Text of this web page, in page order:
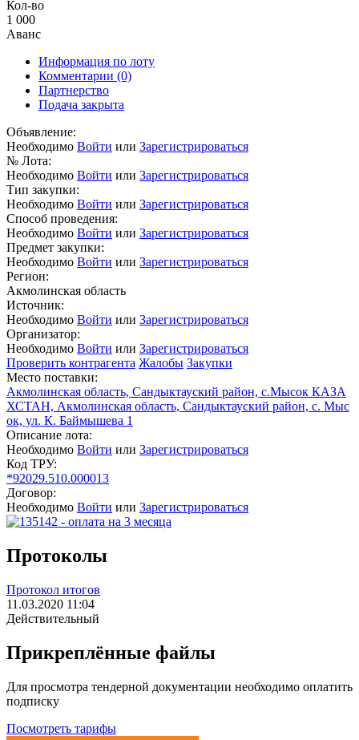
Кол-во
1 000
Аванс
Информация по лоту
Комментарии (0)
Партнерство
Подача закрыта
Объявление:
Необходимо Войти или Зарегистрироваться
№ Лота:
Необходимо Войти или Зарегистрироваться
Тип закупки:
Необходимо Войти или Зарегистрироваться
Способ проведения:
Необходимо Войти или Зарегистрироваться
Предмет закупки:
Необходимо Войти или Зарегистрироваться
Регион:
Акмолинская область
Источник:
Необходимо Войти или Зарегистрироваться
Организатор:
Необходимо Войти или Зарегистрироваться
Проверить контрагента Жалобы Закупки
Место поставки:
Акмолинская область, Сандыктауский район, с.Мысок КАЗА
ХСТАН, Акмолинская область, Сандыктауский район, с. Мыс
ок, ул. К. Баймышева 1
Описание лота:
Необходимо Войти или Зарегистрироваться
Код ТРУ:
*92029.510.000013
Договор:
Необходимо Войти или Зарегистрироваться
Протоколы
Протокол итогов
11.03.2020 11:04
Действительный
Прикреплённые файлы
Для просмотра тендерной документации необходимо оплатить
подписку
Посмотреть тарифы